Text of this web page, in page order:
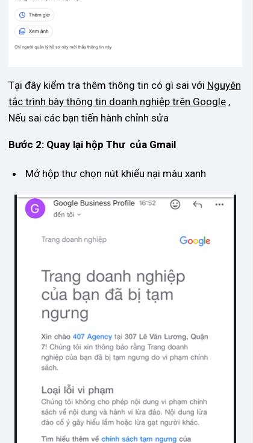
Tại đây kiểm tra thêm thông tin có gì sai với Nguyên
tắc trình bày thông tin doanh nghiệp trên Google,
Nếu sai các bạn tiến hành chỉnh sửa
Bước 2: Quay lại hộp Thư của Gmail
Mở hộp thư chọn nút khiếu nại màu xanh